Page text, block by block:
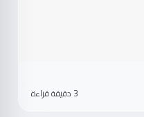
3 دقيقة قراءة